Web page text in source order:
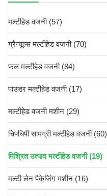
मल्टीहेड वजनी(57)
ग्रैन्यूल्स मल्टीहेड वजनी(70)
फल मल्टीहेड वजनी(84)
पाउडर मल्टीहेड वजनी(17)
मल्टीहेड वजनी मशीन (29)
चिपचिपी सामग्री मल्टीहेड वजनी(60)
मिश्रित उत्पाद मल्टीहेड वजनी(19)
मल्टी लेन पैकेजिंग मशीन (16)